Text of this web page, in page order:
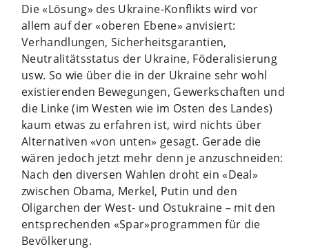
Die «Lösung» des Ukraine-Konflikts wird vor
allem auf der «oberen Ebene» anvisiert:
Verhandlungen, Sicherheitsgarantien,
Neutralitätsstatus der Ukraine, Föderalisierung
usw. So wie über die in der Ukraine sehr wohl
existierenden Bewegungen, Gewerkschaften und
die Linke (im Westen wie im Osten des Landes)
kaum etwas zu erfahren ist, wird nichts über
Alternativen «von unten» gesagt. Gerade die
wären jedoch jetzt mehr denn je anzuschneiden:
Nach den diversen Wahlen droht ein «Deal»
zwischen Obama, Merkel, Putin und den
Oligarchen der West- und Ostukraine – mit den
entsprechenden «Spar»programmen für die
Bevölkerung.